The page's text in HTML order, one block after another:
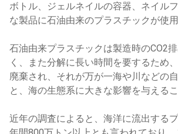
ボトル、ジェルネイルの容器、ネイル
な製品に石油由来のプラスチックが使用
石油由来プラスチックは製造時のCO2
く、また分解に長い時間を要するため
廃棄され、それが万が一海や川などの
と、海の生態系に大きな影響を与える
近年の調査によると、海洋に流出する